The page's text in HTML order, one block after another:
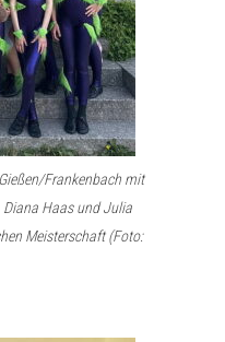
Frankenbach mit
Diana Haas und Julia
Meisterschaft (Foto: